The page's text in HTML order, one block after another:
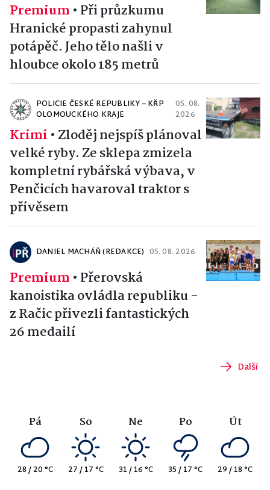
Premium • Při průzkumu
Hranické propasti zahynul
potápěč. Jeho tělo našli v
hloubce okolo 185 metrů
POLICIE ČESKÉ REPUBLIKY – KŘP
OLOMOUCKÉHO KRAJE
05. 08.
2026
Krimi • Zloděj nejspíš plánoval
velké ryby. Ze sklepa zmizela
kompletní rybářská výbava, v
Penčicích havaroval traktor s
přívěsem
DANIEL MACHÁŇ (REDAKCE) 05. 08. 2026
Premium • Přerovská
kanoistika ovládla republiku -
z Račic přivezli fantastických
26 medailí
Další
Pá
28 / 20 °C
So
27 / 17 °C
Ne
31 / 16 °C
Po
35 / 17 °C
Út
29 / 18 °C